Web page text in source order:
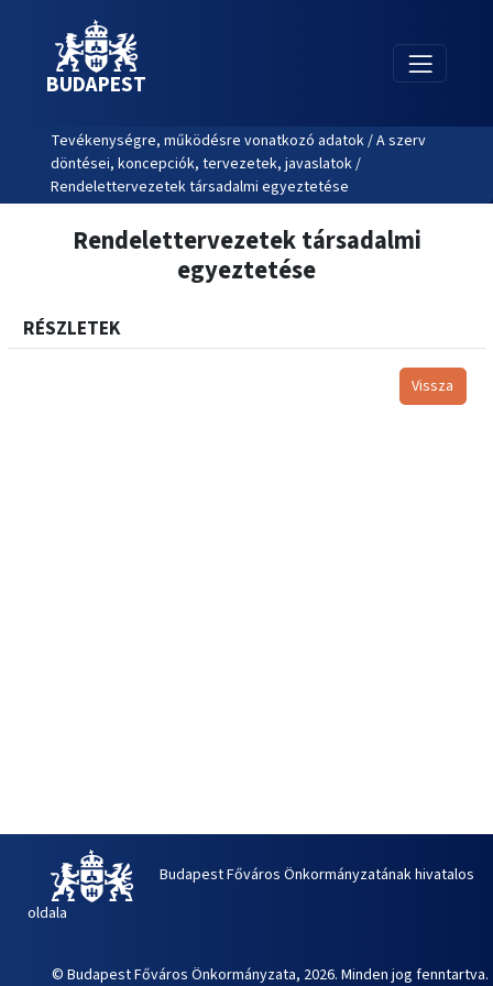
BUDAPEST
Tevékenységre, működésre vonatkozó adatok / A szerv
döntései, koncepciók, tervezetek, javaslatok /
Rendelettervezetek társadalmi egyeztetése
Rendelettervezetek társadalmi
egyeztetése
RÉSZLETEK
Vissza
Budapest Főváros Önkormányzatának hivatalos
oldala
© Budapest Főváros Önkormányzata, 2026. Minden jog fenntartva.